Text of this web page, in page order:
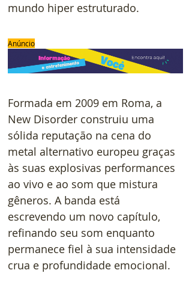
mundo hiper estruturado.
Anúncio
Formada em 2009 em Roma, a
New Disorder construiu uma
sólida reputação na cena do
metal alternativo europeu graças
às suas explosivas performances
ao vivo e ao som que mistura
gêneros. A banda está
escrevendo um novo capítulo,
refinando seu som enquanto
permanece fiel à sua intensidade
crua e profundidade emocional.